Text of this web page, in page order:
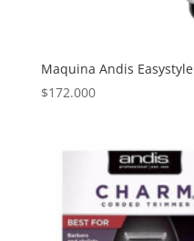
Maquina Andis Easystyle
$172.000